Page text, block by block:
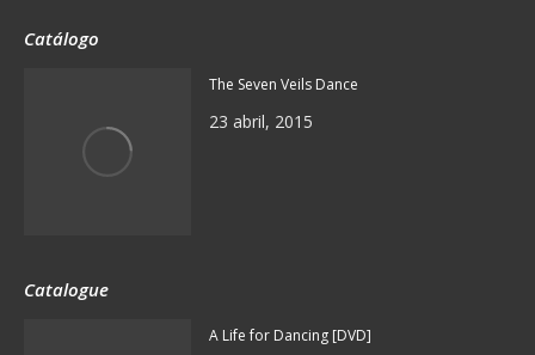
Catálogo
The Seven Veils Dance
23 abril, 2015
Catalogue
A Life for Dancing [DVD]